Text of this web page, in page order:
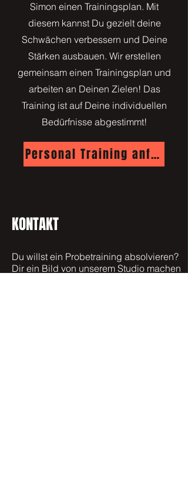
Simon einen Trainingsplan. Mit
diesem kannst Du gezielt deine
Schwächen verbessern und Deine
Stärken ausbauen. Wir erstellen
gemeinsam einen Trainingsplan und
arbeiten an Deinen Zielen! Das
Training ist auf Deine individuellen
Bedürfnisse abgestimmt!
Personal Training anfragen
KONTAKT
Du willst ein Probetraining absolvieren?
Dir ein Bild von unserem Studio machen